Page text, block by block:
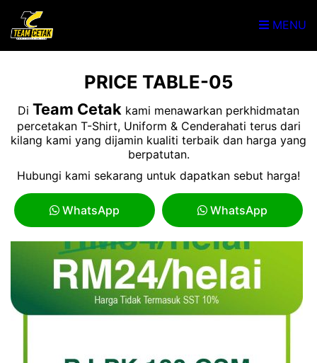
MENU
PRICE TABLE-05
Di Team Cetak kami menawarkan perkhidmatan
percetakan T-Shirt, Uniform & Cenderahati terus dari
kilang kami yang dijamin kualiti terbaik dan harga yang
berpatutan.
Hubungi kami sekarang untuk dapatkan sebut harga!
WhatsApp WhatsApp